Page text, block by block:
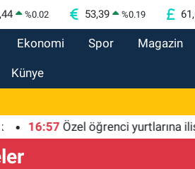
%0.02 53,39 %0.19
Ekonomi Spor Magazin
Künye
16:57 Özel öğrenci yurtlarına